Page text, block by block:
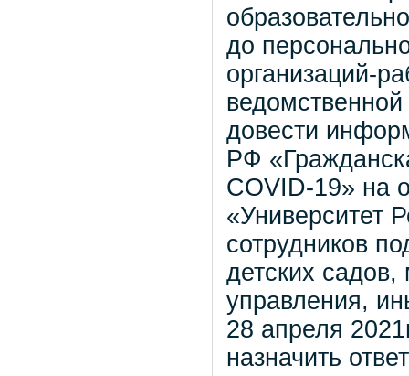
до
организаций-
довести
РФ
COVID-19» на
«Университет
сотрудников
детских
управления,
28 апреля
назначить